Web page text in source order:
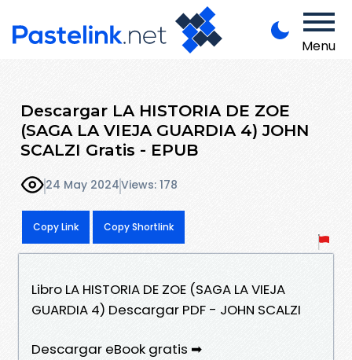
Menu
Descargar LA HISTORIA DE ZOE
(SAGA LA VIEJA GUARDIA 4) JOHN
SCALZI Gratis - EPUB
24 May 2024Views: 178
Copy Link Copy Shortlink
Libro LA HISTORIA DE ZOE (SAGA LA VIEJA
GUARDIA 4) Descargar PDF - JOHN SCALZI
Descargar eBook gratis ➡